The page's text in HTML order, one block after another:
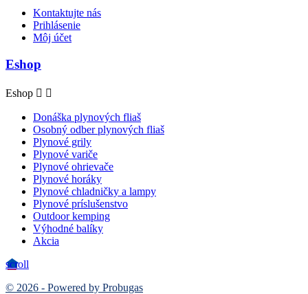
Kontaktujte nás
Prihlásenie
Môj účet
Eshop
Eshop  
Donáška plynových fliaš
Osobný odber plynových fliaš
Plynové grily
Plynové variče
Plynové ohrievače
Plynové horáky
Plynové chladničky a lampy
Plynové príslušenstvo
Outdoor kemping
Výhodné balíky
Akcia
scroll
© 2026 - Powered by Probugas